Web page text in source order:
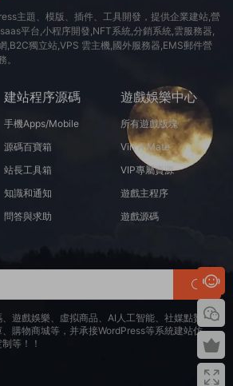
主題、模版、插件、工具開發，提供企業建站,營
平台,小程序開發,NFT系統,分銷系統,雲服務器,
,B2C獨立站,VPS 雲主機,國外服務器,EMS郵件營
建站程序源碼
手機Apps/Mobile
源碼百寶箱
站長工具箱
知識和通知
問答與求助
遊戲娛樂中心
所有遊戲版塊
Virt A Mate
VIP專屬資源
遊戲主程序
遊戲源碼
遊戲娛樂、虛拟商品、AI人工智能、社媒點贊、
購物商城等，并承接WordPress等系統建站仿
等！！